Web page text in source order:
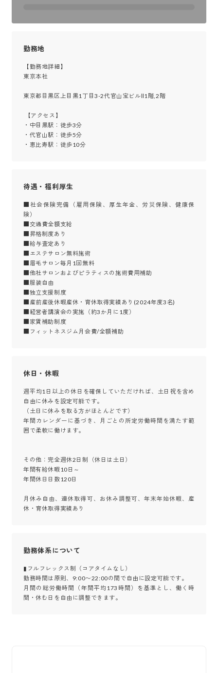
勤務地
【勤務地詳細】
東京本社
東京都目黒区上目黒1丁目3-2代官山宝ビルⅡ1階,2階
・中目黒駅：徒歩3分
・代官山駅：徒歩5分
・恵比寿駅：徒歩10分
待遇・福利厚生
■社会保険完備（雇用保険、厚生年金、労災保険、健康保
険）
■交通費全額支給
■昇格制度あり
■給与査定あり
■エステサロン無料施術
■眉毛サロン毎月1回無料
■他社サロンおよびピラティスの施術費用補助
■服装自由
■独立支援制度
■産前産後休暇産休・育休取得実績あり(2024年度3名)
■経営者講演会の実施（約3か月に1度）
■家賃補助制度
■フィットネスジム月会費/全額補助
休日・休暇
週平均1日以上の休日を確保していただければ、土日祝を含め
自由に休みを設定可能です。
（土日に休みを取る方がほとんどです）
年間カレンダーに基づき、月ごとの所定労働時間を満たす範
囲で柔軟に働けます。
その他：完全週休2日制（休日は土日）
年間有給休暇10日～
年間休日日数120日
月休み自由、連休取得可、お休み調整可、年末年始休暇、産
休・育休取得実績あり
勤務体系について
▮フルフレックス制（コアタイムなし）
勤務時間は原則、9:00〜22:00の間で自由に設定可能です。
月間の総労働時間（年間平均173時間）を基準とし、働く時
間・休む日を自由に調整できます。